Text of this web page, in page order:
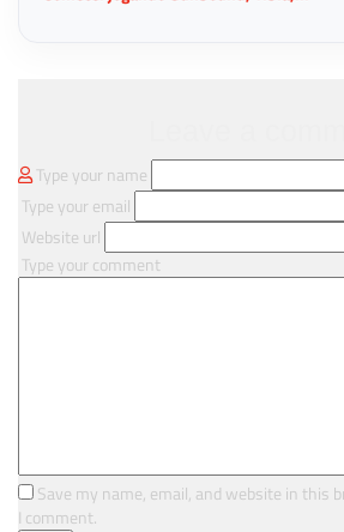
Type your name
Type your email
Website url
Type your comment
Save my name, email, and website in this
I comment.